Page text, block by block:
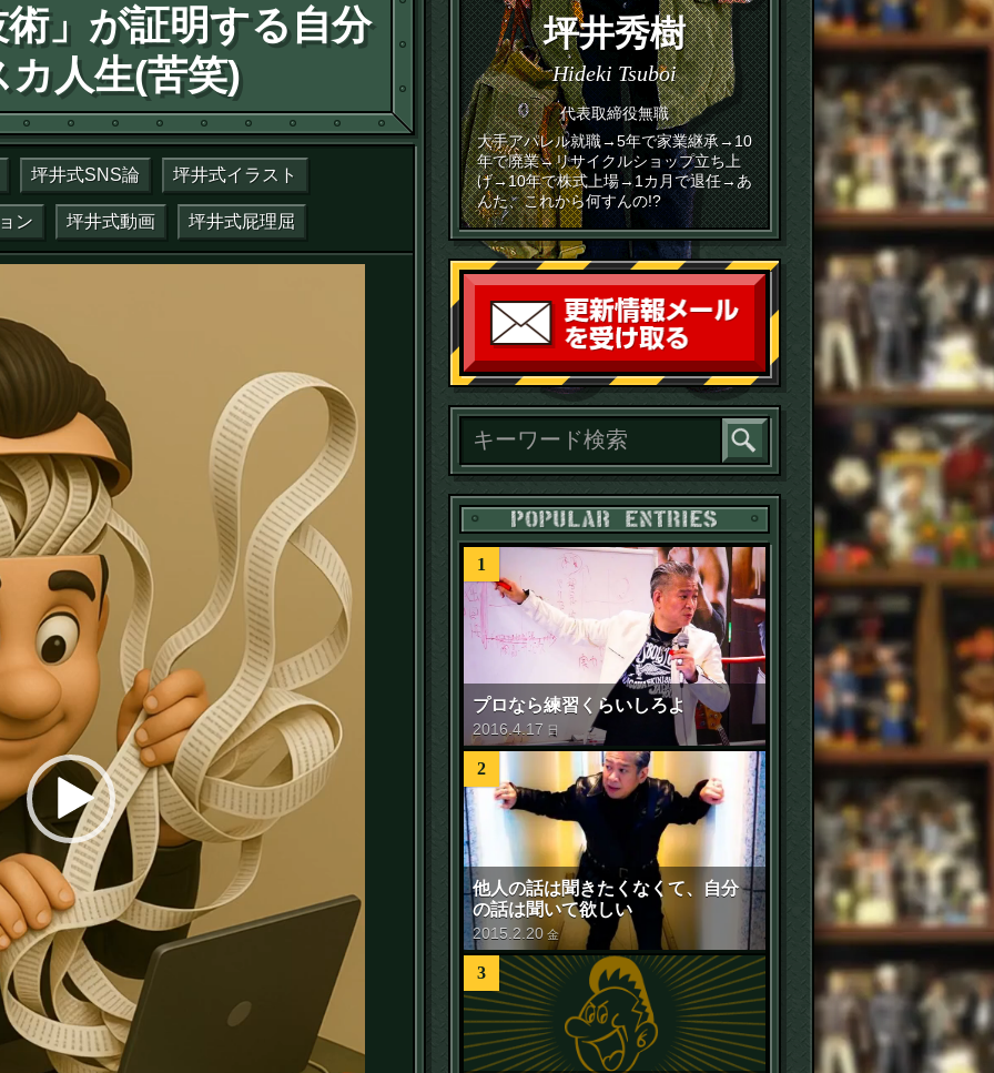
」が証明する自分
人生(苦笑)
坪井式SNS論 坪井式イラスト
ン 坪井式動画 坪井式屁理屈
坪井秀樹
Hideki Tsuboi
代表取締役無職
大手アパレル就職→5年で家業継承→10
年で廃業→リサイクルショップ立ち上
げ→10年で株式上場→1カ月で退任→あ
んた、これから何すんの!?
読者登録
POPULAR ENTRIES
1
プロなら練習くらいしろよ
2016 .4.17 日
2
他人の話は聞きたくなくて、自分
の話は聞いて欲しい
2015 2 20 金
3